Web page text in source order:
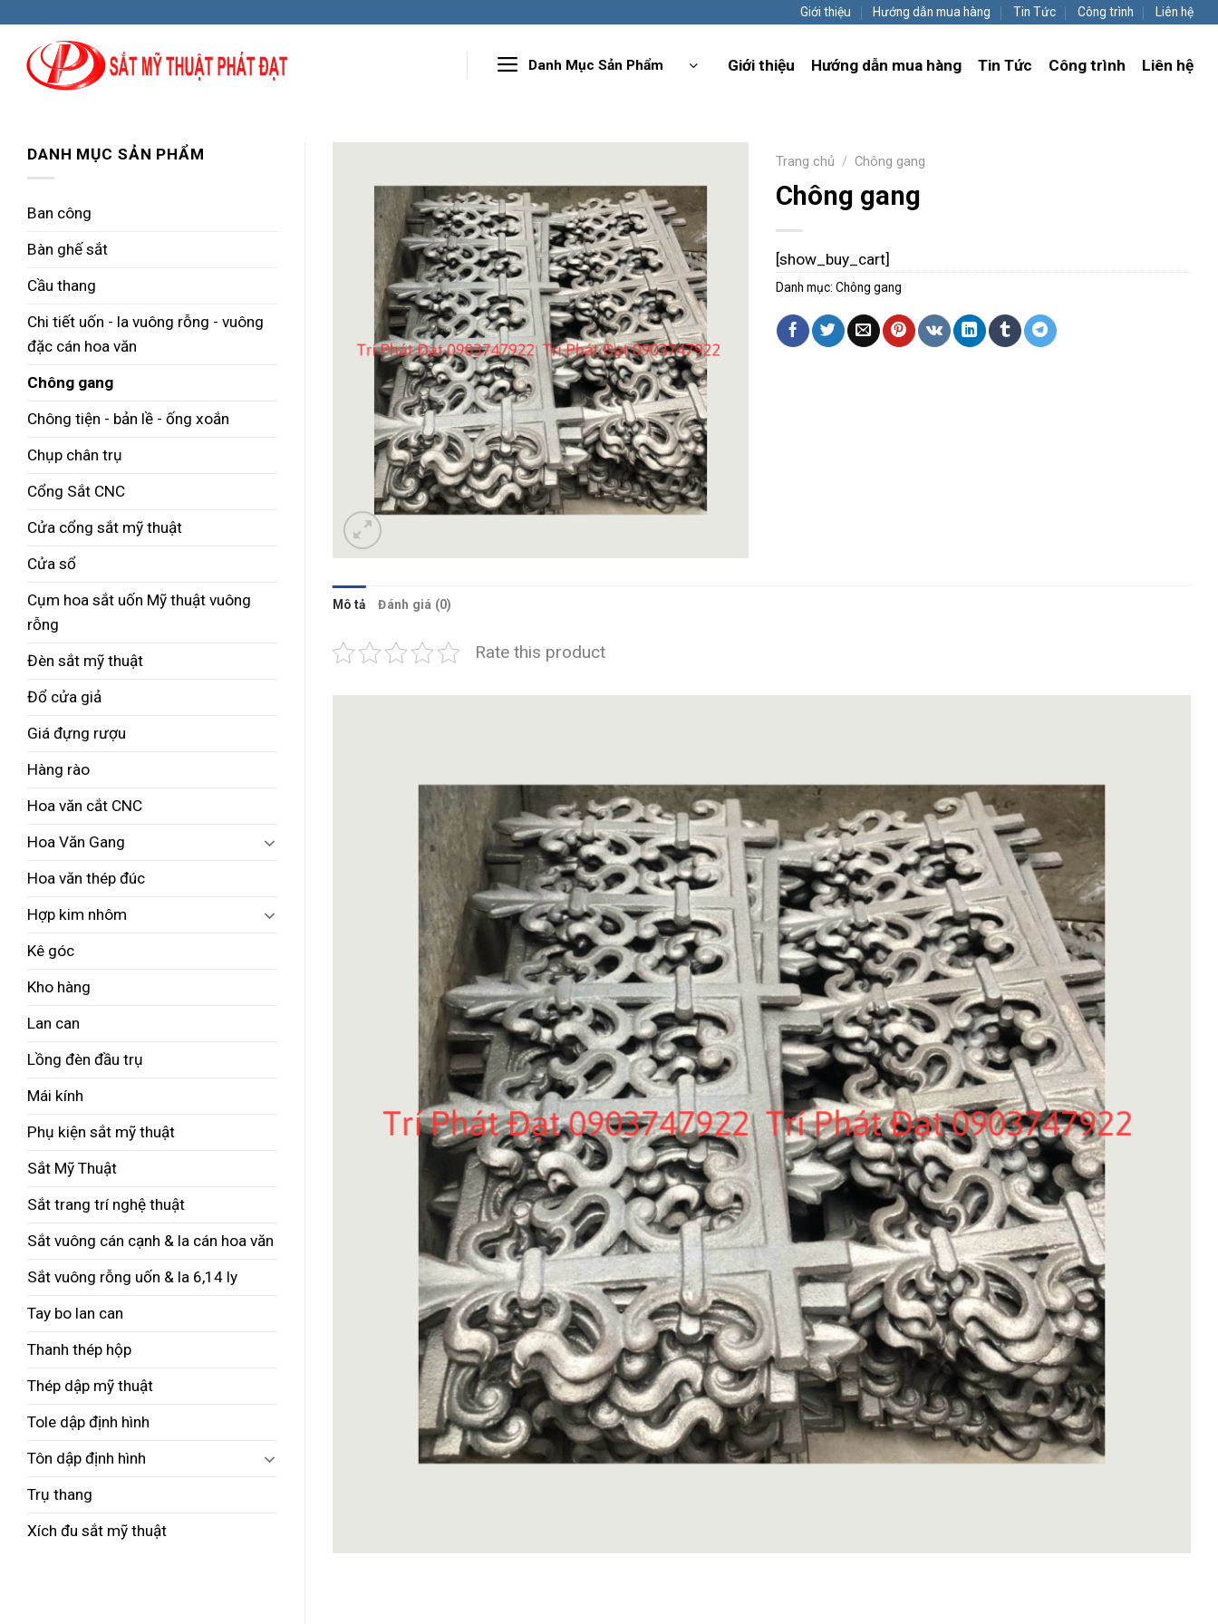
content
Giới thiệu Hướng dẫn mua hàng Tin Tức Công trình Liên hệ
Danh Mục Sản Phẩm Giới thiệu Hướng dẫn mua hàng Tin Tức Công trình Liên hệ
DANH MỤC SẢN PHẨM
Ban công
Bàn ghế sắt
Cầu thang
Chi tiết uốn - la vuông rỗng - vuông
đặc cán hoa văn
Chông gang
Chông tiện - bản lề - ống xoắn
Chụp chân trụ
Cổng Sắt CNC
Cửa cổng sắt mỹ thuật
Cửa sổ
Cụm hoa sắt uốn Mỹ thuật vuông
rỗng
Đèn sắt mỹ thuật
Đổ cửa giả
Giá đựng rượu
Hàng rào
Hoa văn cắt CNC
Hoa Văn Gang
Hoa văn thép đúc
Hợp kim nhôm
Kê góc
Kho hàng
Lan can
Lồng đèn đầu trụ
Mái kính
Phụ kiện sắt mỹ thuật
Sắt Mỹ Thuật
Sắt trang trí nghệ thuật
Sắt vuông cán cạnh & la cán hoa văn
Sắt vuông rỗng uốn & la 6,14 ly
Tay bo lan can
Thanh thép hộp
Thép dập mỹ thuật
Tole dập định hình
Tôn dập định hình
Trụ thang
Xích đu sắt mỹ thuật
Trang chủ / Chông gang
Chông gang
[show_buy_cart]
Danh mục: Chông gang
Mô tả Đánh giá (0)
Rate this product